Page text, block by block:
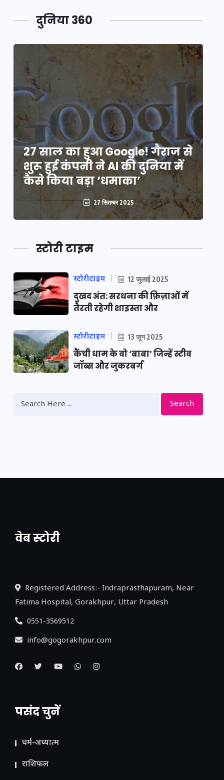
दुनिया 360
27 साल का हुआ Google! गैराज से
शुरू हुई कंपनी ने AI की दुनिया में
कैसे किया बड़ा ‘धमाका’
27 सितम्बर 2025
स्टोरी टाइम
स्टोरीटाइम 12 जुलाई 2025
दुखद अंत: सरधना की फ़िज़ाओं में
तैरती रहेगी शाइस्ता और
स्टोरीटाइम 13 जून 2025
कैंची धाम के वो ‘बाबा’ जिन्हें स्टीव
जॉब्स और जुकरबर्ग
Search
वेब स्टोरी
नया एक्सप्रेसवे: पूर्वांचल का लक, डेवलपमेंट का
Registered Address:- Indraprasthapuram, Near
Fatima Hospital, Gorakhpur, Uttar Pradesh
0551-3569512
info@gogorakhpur.com
पसंद चुनें
धर्म-अध्यात्म
राशिफल